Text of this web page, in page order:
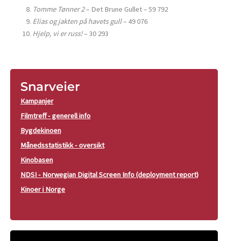
Tomme Tønner 2– Det Brune Gullet – 59 792
Elias og jakten på havets gull– 49 076
Hjelp, vi er russ!– 30 293
Snarveier
Kampanjer
Filmtreff - generell info
Bygdekinoen
Månedsstatistikk - oversikt
Kinobasen
NDSI - Norwegian Digital Screen Info (deployment report)
Kinoer i Norge